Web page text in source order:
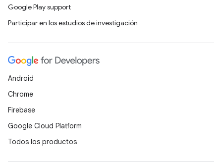
Google Play support
Participar en los estudios de investigación
Android
Chrome
Firebase
Google Cloud Platform
Todos los productos